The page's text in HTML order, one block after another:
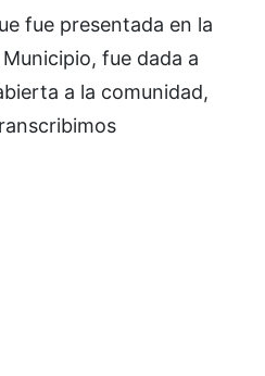
fue presentada en la
fue dada a
a la comunidad,